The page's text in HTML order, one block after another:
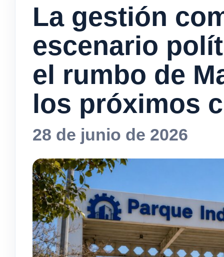
La gestión
escenario
el rumbo de
los próximos
28 de junio de 2026